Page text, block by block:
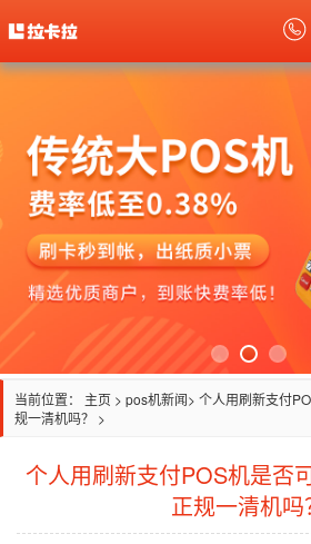
当前位置： 主页 > pos机新闻> 个人用刷新支付
规一清机吗？ >
个人用刷新支付POS机是否
正规一清机吗